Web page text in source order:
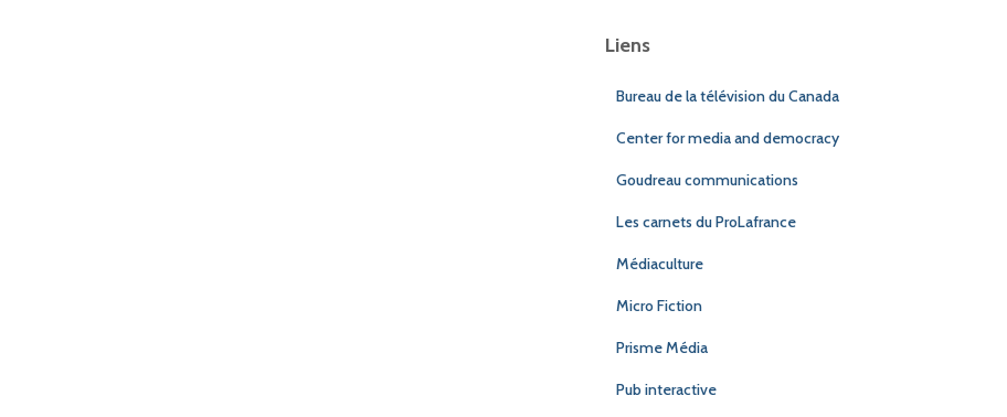
Liens
Bureau de la télévision du Canada
Center for media and democracy
Goudreau communications
Les carnets du ProLafrance
Médiaculture
Micro Fiction
Prisme Média
Pub interactive